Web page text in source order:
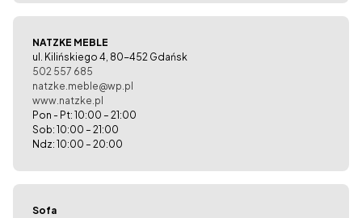
NATZKE MEBLE
ul. Kilińskiego 4, 80-452 Gdańsk
502 557 685
natzke.meble@wp.pl
www.natzke.pl
Pon - Pt: 10:00 – 21:00
Sob: 10:00 – 21:00
Ndz: 10:00 – 20:00
Sofa